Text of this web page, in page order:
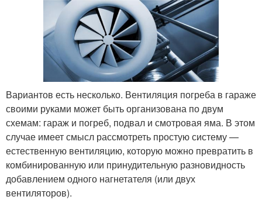
Вариантов есть несколько. Вентиляция погреба в гараже
своими руками может быть организована по двум
схемам: гараж и погреб, подвал и смотровая яма. В этом
случае имеет смысл рассмотреть простую систему —
естественную вентиляцию, которую можно превратить в
комбинированную или принудительную разновидность
добавлением одного нагнетателя (или двух
вентиляторов).